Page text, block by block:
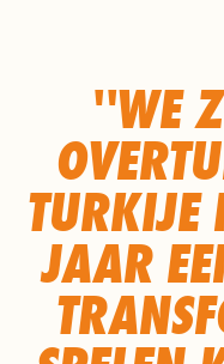
''WE
TURKIJE
JAAR